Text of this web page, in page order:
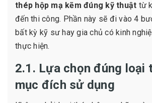
thép hộp mạ kẽm đúng kỹ thuật từ
đến thi công. Phần này sẽ đi vào 4
bất kỳ kỹ sư hay gia chủ có kinh
thực hiện.
2.1. Lựa chọn đúng loại
mục đích sử dụng